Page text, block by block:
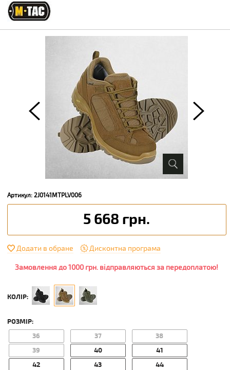
Артикул: 2J0141MTPLV006
5 668 грн.
Додати в обране Дисконтна програма
Замовлення до 1000 грн. відправляються за передоплатою!
КОЛІР:
РОЗМІР:
36
37
38
39
40
41
42
43
44